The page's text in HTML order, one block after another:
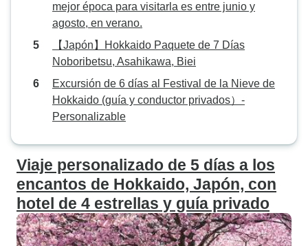
mejor época para visitarla es entre junio y
agosto, en verano.
【Japón】Hokkaido Paquete de 7 Días
Noboribetsu, Asahikawa, Biei
Excursión de 6 días al Festival de la Nieve de
Hokkaido (guía y conductor privados）-
Personalizable
Viaje personalizado de 5 días a los
encantos de Hokkaido, Japón, con
hotel de 4 estrellas y guía privado